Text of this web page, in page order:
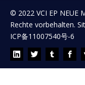
© 2022 VCI EP NEUE
Rechte vorbehalten.
ICP备11007540号-6